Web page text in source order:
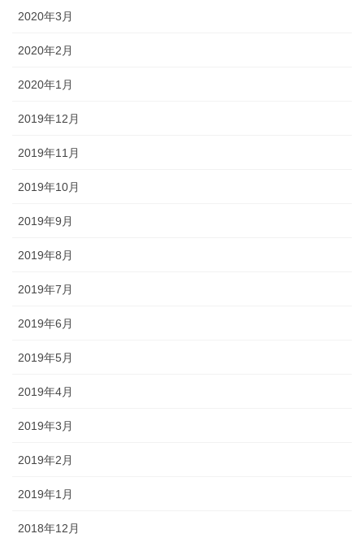
2020年3月
2020年2月
2020年1月
2019年12月
2019年11月
2019年10月
2019年9月
2019年8月
2019年7月
2019年6月
2019年5月
2019年4月
2019年3月
2019年2月
2019年1月
2018年12月